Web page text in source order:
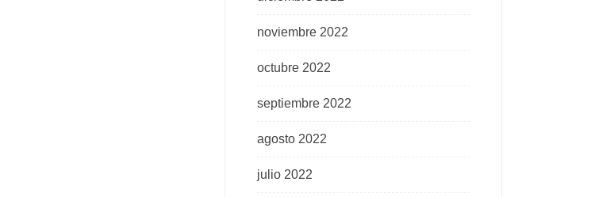
noviembre 2022
octubre 2022
septiembre 2022
agosto 2022
julio 2022